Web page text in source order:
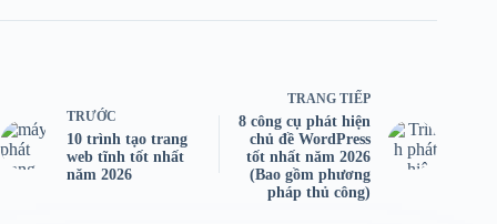
TRƯỚC
10 trình tạo trang
web tĩnh tốt nhất
năm 2026
TRANG TIẾP
8 công cụ phát hiện
chủ đề WordPress
tốt nhất năm 2026
(Bao gồm phương
pháp thủ công)